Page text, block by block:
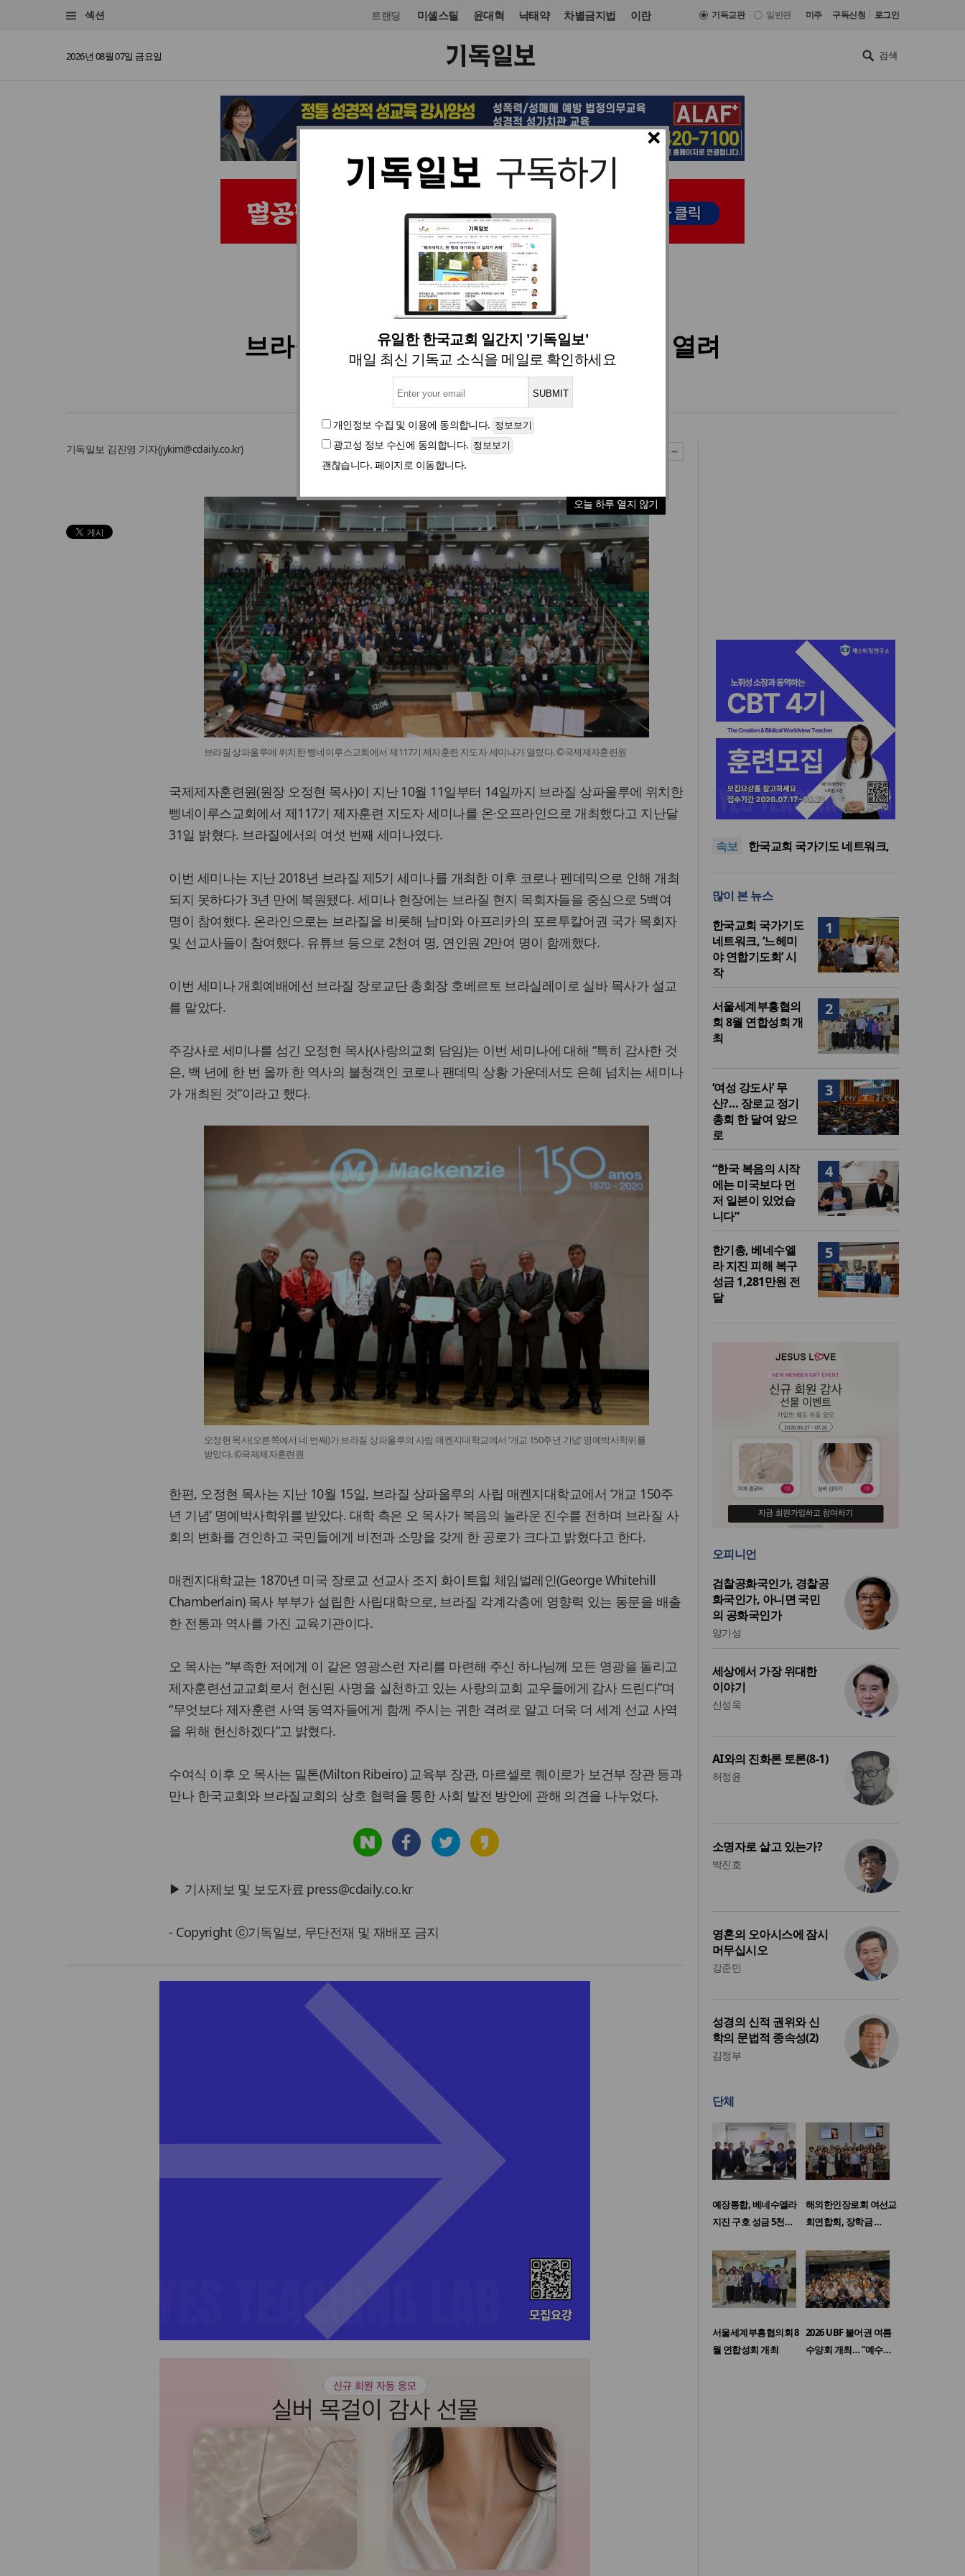
섹션 트랜딩 미셸스틸 윤대혁 낙태약 차별금지법 이란 기독교판 일반판 미주 구독신청 로그인
2026년 08월 07일 금요일
×
유일한 한국교회 일간지 '기독일보'
매일 최신 기독교 소식을 메일로 확인하세요
개인정보 수집 및 이용에 동의합니다.
광고성 정보 수신에 동의합니다.
괜찮습니다. 페이지로 이동합니다.
오늘 하루 열지 않기
교단/단체 입력 2021. 11. 01 16:53
브라질서 온·오프라인 제자훈련 세미나 열려
연인원 2만여 명 참여… 오정현 목사, 현지 大서 명예박사학위
기독일보 김진영 기자(jykim@cdaily.co.kr)
브라질 상파울루에 위치한 삥네이루스교회에서 제117기 제자훈련 지도자 세미나가 열렸다. ©국제제자훈련원
국제제자훈련원(원장 오정현 목사)이 지난 10월 11일부터 14일까지 브라질 상파울루에 위치한
삥네이루스교회에서 제117기 제자훈련 지도자 세미나를 온·오프라인으로 개최했다고 지난달
31일 밝혔다. 브라질에서의 여섯 번째 세미나였다.
이번 세미나는 지난 2018년 브라질 제5기 세미나를 개최한 이후 코로나 펜데믹으로 인해 개최
되지 못하다가 3년 만에 복원됐다. 세미나 현장에는 브라질 현지 목회자들을 중심으로 5백여
명이 참여했다. 온라인으로는 브라질을 비롯해 남미와 아프리카의 포르투칼어권 국가 목회자
및 선교사들이 참여했다. 유튜브 등으로 2천여 명, 연인원 2만여 명이 함께했다.
이번 세미나 개회예배에선 브라질 장로교단 총회장 호베르토 브라실레이로 실바 목사가 설교
를 맡았다.
주강사로 세미나를 섬긴 오정현 목사(사랑의교회 담임)는 이번 세미나에 대해 “특히 감사한 것
은, 백 년에 한 번 올까 한 역사의 불청객인 코로나 팬데믹 상황 가운데서도 은혜 넘치는 세미나
가 개최된 것”이라고 했다.
오정현 목사(오른쪽에서 네 번째)가 브라질 상파울루의 사립 매켄지대학교에서 ‘개교 150주년 기념’ 명예박사학위를
받았다. ©국제제자훈련원
한편, 오정현 목사는 지난 10월 15일, 브라질 상파울루의 사립 매켄지대학교에서 ‘개교 150주
년 기념’ 명예박사학위를 받았다. 대학 측은 오 목사가 복음의 놀라운 진수를 전하며 브라질 사
회의 변화를 견인하고 국민들에게 비전과 소망을 갖게 한 공로가 크다고 밝혔다고 한다.
매켄지대학교는 1870년 미국 장로교 선교사 조지 화이트힐 체임벌레인(George Whitehill
Chamberlain) 목사 부부가 설립한 사립대학으로, 브라질 각계각층에 영향력 있는 동문을 배출
한 전통과 역사를 가진 교육기관이다.
오 목사는 “부족한 저에게 이 같은 영광스런 자리를 마련해 주신 하나님께 모든 영광을 돌리고
제자훈련선교교회로서 헌신된 사명을 실천하고 있는 사랑의교회 교우들에게 감사 드린다”며
“무엇보다 제자훈련 사역 동역자들에게 함께 주시는 귀한 격려로 알고 더욱 더 세계 선교 사역
을 위해 헌신하겠다”고 밝혔다.
수여식 이후 오 목사는 밀톤(Milton Ribeiro) 교육부 장관, 마르셀로 퀘이로가 보건부 장관 등과
만나 한국교회와 브라질교회의 상호 협력을 통한 사회 발전 방안에 관해 의견을 나누었다.
▶ 기사제보 및 보도자료 press@cdaily.co.kr
- Copyright ⓒ기독일보, 무단전재 및 재배포 금지
속보
한기연 “전쟁을 부르는 정책을
중단하라”
정신건강 치료 인프라 부족…
중증 입원·재활 확충 과제
선교의 현장
한국교회 국가기도 네트워크,
중단하라”
정신건강 치료 인프라 부족…
정신질환 평생유병률 27.8%,
중증 입원·재활 확충 과제
많이 본 뉴스
1
한국교회 국가기도
네트워크, ‘느헤미
야 연합기도회’ 시
작
2
서울세계부흥협의
회 8월 연합성회 개
최
3
‘여성 강도사’ 무
산?… 장로교 정기
총회 한 달여 앞으
로
4
“한국 복음의 시작
에는 미국보다 먼
저 일본이 있었습
니다”
5
한기총, 베네수엘
라 지진 피해 복구
성금 1,281만원 전
달
오피니언
검찰공화국인가, 경찰공
화국인가, 아니면 국민
의 공화국인가
양기성
세상에서 가장 위대한
이야기
신성욱
AI와의 진화론 토론(8-1)
허정윤
소명자로 살고 있는가?
박진호
영혼의 오아시스에 잠시
머무십시오
강준민
성경의 신적 권위와 신
학의 문법적 종속성(2)
김정부
단체
예장통합, 베네수엘라
지진 구호 성금 5천…
해외한인장로회 여선교
회연합회, 장학금 …
서울세계부흥협의회 8
월 연합성회 개최
2026 UBF 불어권 여름
수양회 개최… “예수…